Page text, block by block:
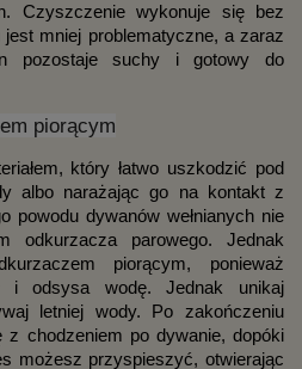
Czyszczenie wykonuje się bez
mniej problematyczne, a zaraz
pozostaje suchy i gotowy do
piorącym
który łatwo uszkodzić pod
albo narażając go na kontakt z
powodu dywanów wełnianych nie
odkurzacza parowego. Jednak
piorącym, ponieważ
i odsysa wodę. Jednak unikaj
letniej wody. Po zakończeniu
chodzeniem po dywanie, dopóki
możesz przyspieszyć, otwierając